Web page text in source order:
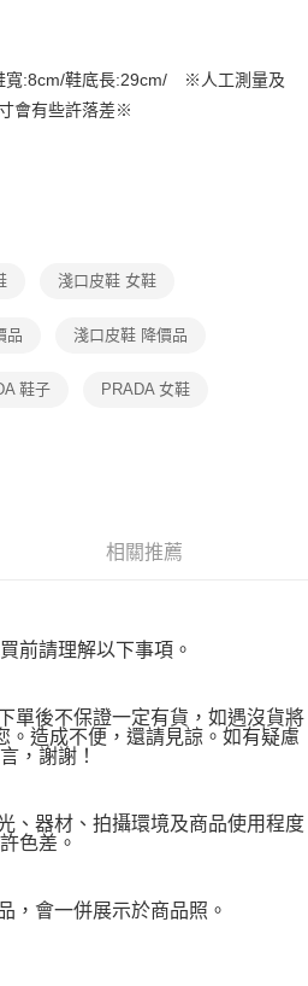
卡、不需儲值。
再付款。
後付」後，將跳轉至「AFTEE先享後付」
額後，即可完成結帳。
立刻繳費，但若您需要取消訂單，請聯絡
消之訂單仍視為有效，需透過AFTEE先享
support/home
將依據個別帳號之用戶狀況，依本公司即
他人資訊註冊。若發現惡意使用之情形，
該用戶之使用額度並採取法律行動。
寬:8cm/鞋底長:29cm/ ※人工測量及
會有些許落差※
淺口皮鞋 女鞋
品 淺口皮鞋 降價品
鞋子 PRADA 女鞋
相關推薦
前請理解以下事項。
單後不保證一定有貨，如遇沒貨將
。造成不便，還請見諒。如有疑慮
，謝謝！
、器材、拍攝環境及商品使用程度
色差。
，會一併展示於商品照。